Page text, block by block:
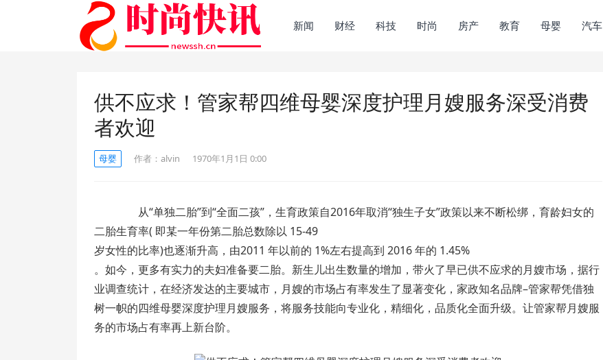
新闻 财经 科技 时尚 房产 教育 母婴 汽车
供不应求！管家帮四维母婴深度护理月嫂服务深受消费
者欢迎
母婴 作者： alvin 1970年1月1日 0:00
从“单独二胎”到“全面二孩”，生育政策自2016年取消“独生子女”政策以来不断松绑，育龄妇女的
二胎生育率( 即某一年份第二胎总数除以 15-49
岁女性的比率)也逐渐升高，由2011 年以前的 1%左右提高到 2016 年的 1.45%
。如今，更多有实力的夫妇准备要二胎。新生儿出生数量的增加，带火了早已供不应求的月嫂市场，据行
业调查统计，在经济发达的主要城市，月嫂的市场占有率发生了显著变化，家政知名品牌–管家帮凭借独
树一帜的四维母婴深度护理月嫂服务，将服务技能向专业化，精细化，品质化全面升级。让管家帮月嫂服
务的市场占有率再上新台阶。